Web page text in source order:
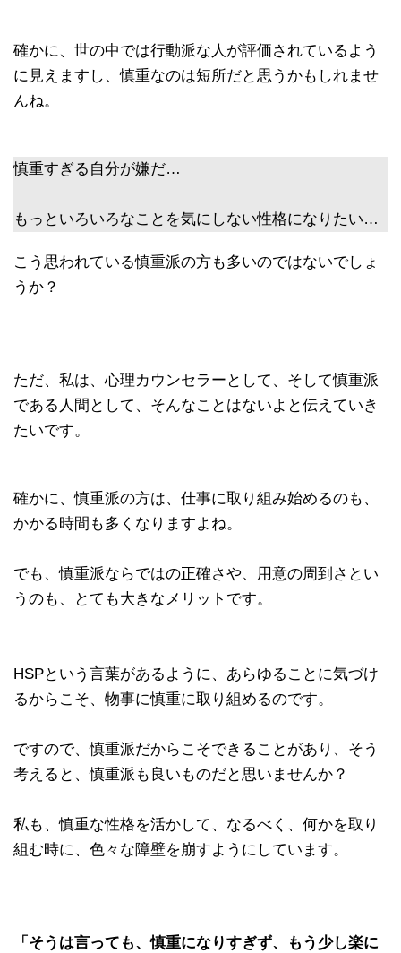
確かに、世の中では行動派な人が評価されているよう
に見えますし、慎重なのは短所だと思うかもしれませ
んね。
慎重すぎる自分が嫌だ…
もっといろいろなことを気にしない性格になりたい…
こう思われている慎重派の方も多いのではないでしょ
うか？
ただ、私は、心理カウンセラーとして、そして慎重派
である人間として、そんなことはないよと伝えていき
たいです。
確かに、慎重派の方は、仕事に取り組み始めるのも、
かかる時間も多くなりますよね。
でも、慎重派ならではの正確さや、用意の周到さとい
うのも、とても大きなメリットです。
HSPという言葉があるように、あらゆることに気づけ
るからこそ、物事に慎重に取り組めるのです。
ですので、慎重派だからこそできることがあり、そう
考えると、慎重派も良いものだと思いませんか？
私も、慎重な性格を活かして、なるべく、何かを取り
組む時に、色々な障壁を崩すようにしています。
「そうは言っても、慎重になりすぎず、もう少し楽に